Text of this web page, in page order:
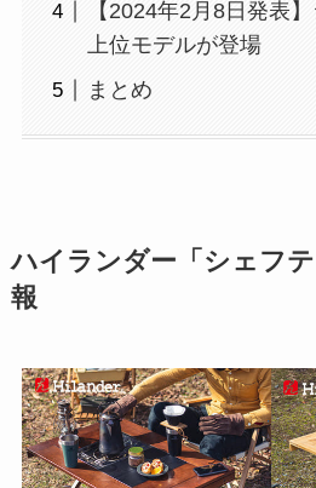
【2024年2月8日発表
上位モデルが登場
まとめ
ハイランダー「シェフ
報